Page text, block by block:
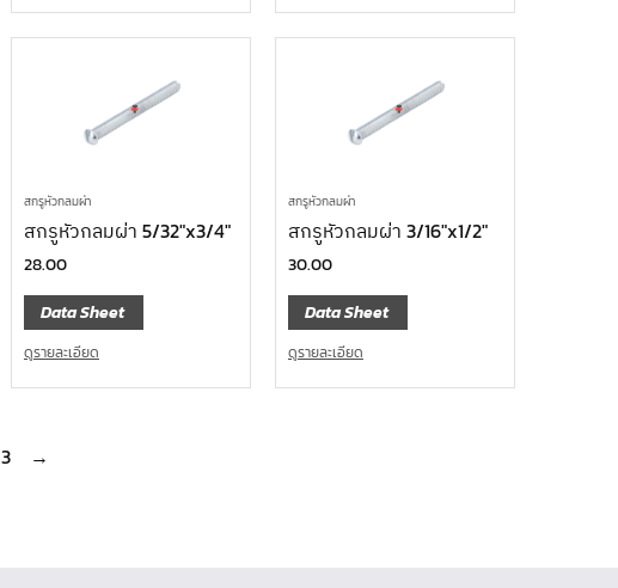
สกรูหัวกลมผ่า
สกรูหัวกลมผ่า 5/32″x3/4″
28.00
Data Sheet
ดูรายละเอียด
สกรูหัวกลมผ่า
สกรูหัวกลมผ่า 3/16″x1/2″
30.00
Data Sheet
ดูรายละเอียด
3 →